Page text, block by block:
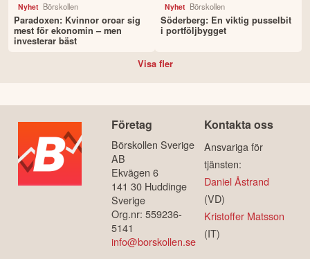
Nyhet Börskollen
Paradoxen: Kvinnor oroar sig
mest för ekonomin – men
investerar bäst
Nyhet Börskollen
Söderberg: En viktig pusselbit
i portföljbygget
Visa fler
Företag
Börskollen Sverige
AB
Ekvägen 6
141 30 Huddinge
Sverige
Org.nr: 559236-
5141
info@borskollen.se
Kontakta oss
Ansvariga för
tjänsten:
Daniel Åstrand
(VD)
Kristoffer Matsson
(IT)